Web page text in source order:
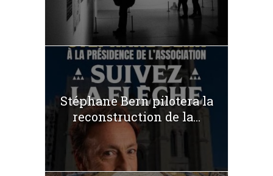
Stéphane Bern pilotera la
reconstruction de la...